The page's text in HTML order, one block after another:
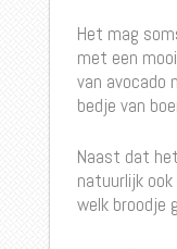
Het mag
met een
van avocado
bedje van
Naast dat
natuurlijk
welk broodje